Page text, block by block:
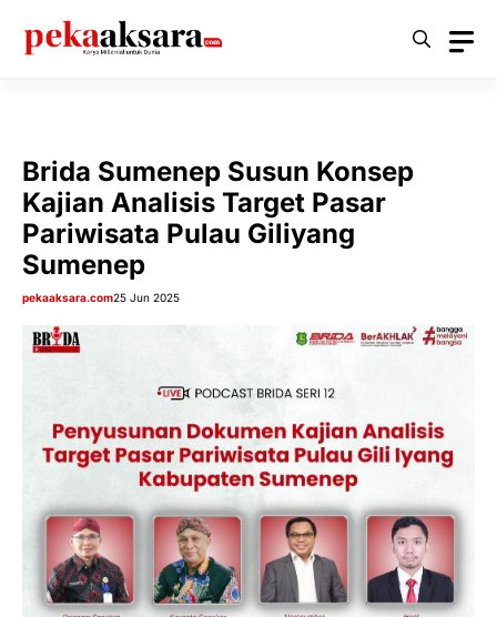
Brida Sumenep Susun Konsep
Kajian Analisis Target Pasar
Pariwisata Pulau Giliyang
Sumenep
pekaaksara.com25 Jun 2025